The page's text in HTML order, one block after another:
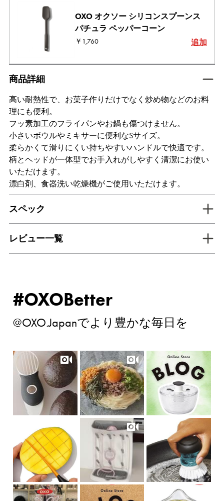
OXO オクソー シリコンスプーンス
パチュラ ペッパーコーン
￥1,760 追加
商品詳細tab active
高い耐熱性で、お菓子作りだけでなく炒め物などのお料
理にも便利。
フッ素加工のフライパンやお鍋も傷つけません。
小さいボウルやミキサーに便利なSサイズ。
柔らかくて滑りにくい持ちやすいハンドルで快適です。
柄とヘッドが一体型でお手入れがしやすく清潔にお使い
いただけます。
漂白剤、食器洗い乾燥機がご使用いただけます。
スペック
レビュー一覧tab inactive
#OXOBetter
@OXO.Japanでより豊かな毎日を